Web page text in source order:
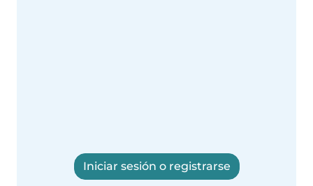
Iniciar sesión o registrarse